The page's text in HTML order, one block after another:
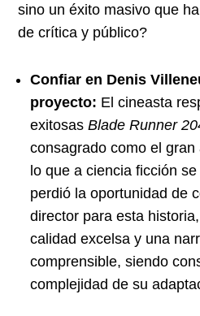
sino un éxito masivo que
de crítica y público?
Confiar en Denis
proyecto: El cineasta
exitosasBlade Runner
consagrado como el
lo que a ciencia ficción
perdió la oportunidad de
director para esta
calidad excelsa y una
comprensible, siendo
complejidad de su